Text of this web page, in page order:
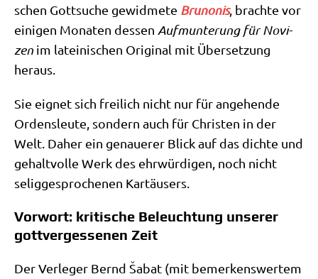
schen Gott­su­che gewid­me­te Bru­no­nis, brach­te vor
eini­gen Mona­ten des­sen Auf­mun­te­rung für Novi­
zen im latei­ni­schen Ori­gi­nal mit Über­set­zung
heraus.
Sie eig­net sich frei­lich nicht nur für ange­hen­de
Ordens­leu­te, son­dern auch für Chri­sten in der
Welt. Daher ein genaue­rer Blick auf das dich­te und
gehalt­vol­le Werk des ehr­wür­di­gen, noch nicht
selig­ge­spro­che­nen Kartäusers.
Vorwort: kritische Beleuchtung unserer
gottvergessenen Zeit
Der Ver­le­ger Bernd Šabat (mit bemer­kens­wer­tem